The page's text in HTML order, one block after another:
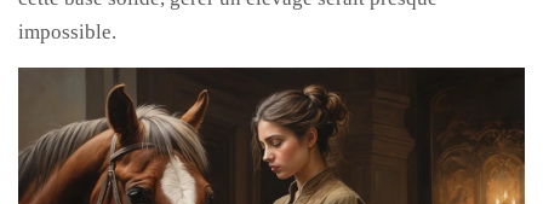
impossible.